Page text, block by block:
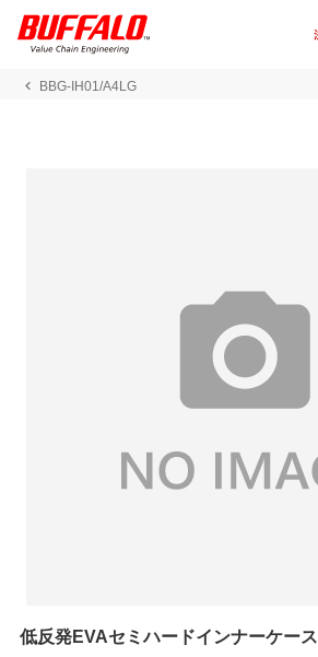
BBG-IH01/A4LG
低反発EVAセミハードインナーケース